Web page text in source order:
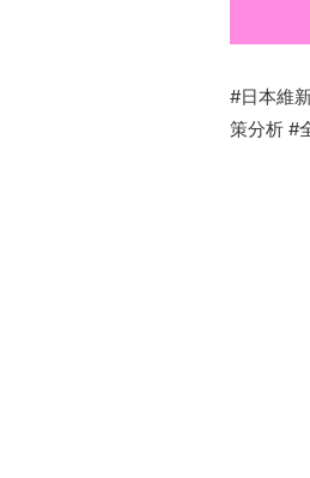
#日本維
策分析 #